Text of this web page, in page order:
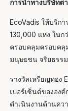
การนำทางบริษัทต่
EcoVadis ให้บริก
130,000 แห่ง ในก
ครอบคลุมครอบคลุ
มนุษยชน จริยธรร
รางวัลเหรียญทอง
เปอร์เซ็นต์ขององ
ดำเนินงานด้านคว